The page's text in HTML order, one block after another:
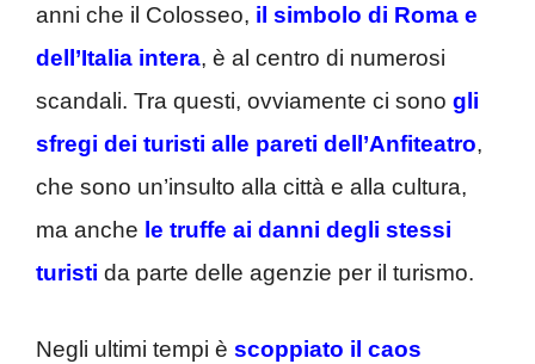
anni che il Colosseo, il simbolo di Roma e
dell’Italia intera, è al centro di numerosi
scandali. Tra questi, ovviamente ci sono gli
sfregi dei turisti alle pareti dell’Anfiteatro,
che sono un’insulto alla città e alla cultura,
ma anche le truffe ai danni degli stessi
turisti da parte delle agenzie per il turismo.
Negli ultimi tempi è scoppiato il caos